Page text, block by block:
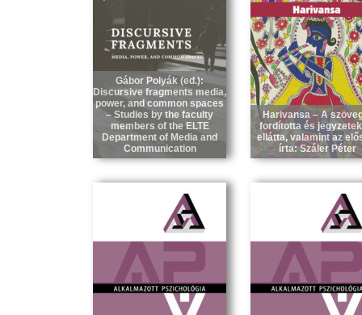
Gábor Polyák (ed.):
Discursive fragments media,
power, and common spaces
– Studies by the faculty
members of the ELTE
Department of Media and
Communication
Harivansa – A
fordította és
ellátta, valamint az
írta: Száler Péter